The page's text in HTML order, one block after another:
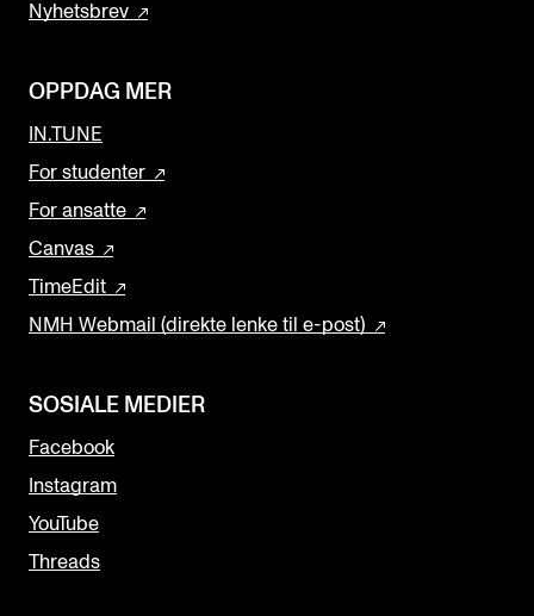
Nyhetsbrev
OPPDAG MER
IN.TUNE
For studenter
For ansatte
Canvas
TimeEdit
NMH Webmail (direkte lenke til e-post)
SOSIALE MEDIER
Facebook
Instagram
YouTube
Threads